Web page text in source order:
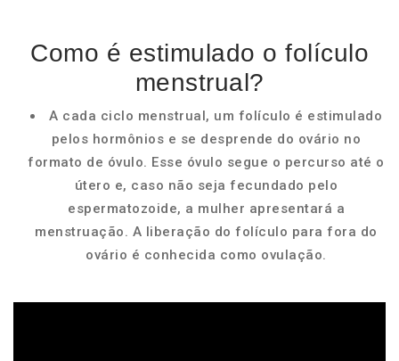
Como é estimulado o folículo
menstrual?
A cada ciclo menstrual, um folículo é estimulado
pelos hormônios e se desprende do ovário no
formato de óvulo. Esse óvulo segue o percurso até o
útero e, caso não seja fecundado pelo
espermatozoide, a mulher apresentará a
menstruação. A liberação do folículo para fora do
ovário é conhecida como ovulação.